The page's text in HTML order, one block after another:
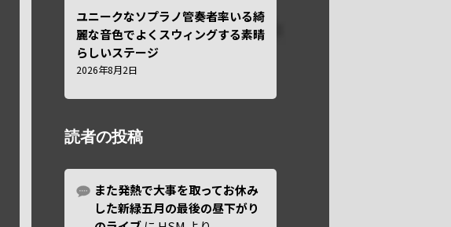
ユニークなソプラノ管奏者率いる綺
麗な音色でよくスウィングする素晴
らしいステージ
2026年8月2日
読者の投稿
また発熱で大事を取ってお休み
した新緑五月の最後の昼下がり